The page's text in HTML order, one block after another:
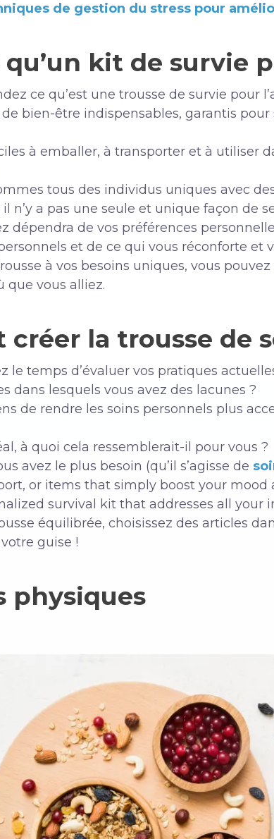
de gestion du stress pour
qu’un kit de survie
ce qu’est une trousse de survie pour
de bien-être indispensables, garantis
à emballer, à transporter et à utiliser
tous des individus uniques avec
il n’y a pas une seule et unique façon de
dépendra de vos préférences
et de ce qui vous réconforte et
à vos besoins uniques, vous
que vous alliez.
créer la trousse de
le temps d’évaluer vos pratiques
dans lesquels vous avez des lacunes ?
de rendre les soins personnels plus
à quoi cela ressemblerait-il pour vous ?
avez le plus besoin (qu’il s’agisse de
or items that simply boost your mood
survival kit that addresses all your
équilibrée, choisissez des articles
guise !
physiques